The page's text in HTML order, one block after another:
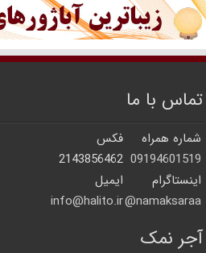
تماس با ما
شماره همراه
فکس
09194601519
2143856462
اینستاگرام
ایمیل
namaksaraa@
info@halito.ir
آجر نمک